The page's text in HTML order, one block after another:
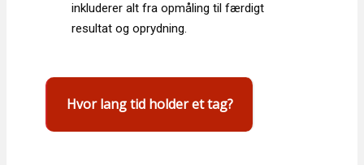
inkluderer alt fra opmåling til færdigt
resultat og oprydning.
Hvor lang tid holder et tag?